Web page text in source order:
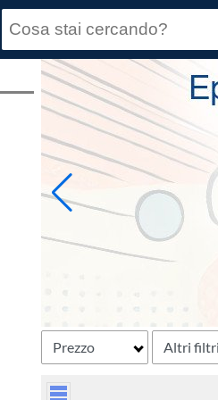
Prezzo Altri